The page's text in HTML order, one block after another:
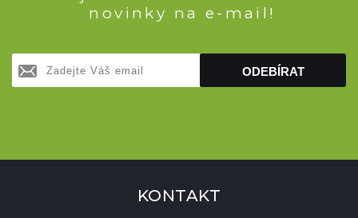
novinky na e-mail!
ODEBÍRAT
KONTAKT